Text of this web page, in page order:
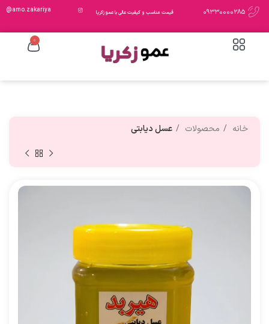
09330000285 قیمت مناسب و کیفیت عالی با عمو زکریا amo.zakariya@
0
خانه محصولات عسل دیابتی